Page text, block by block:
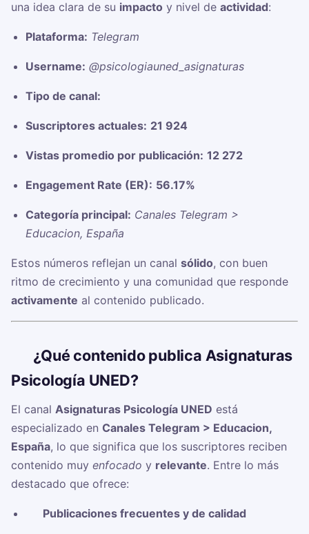
una idea clara de su impacto y nivel de actividad:
Plataforma: Telegram
Username: @psicologiauned_asignaturas
Tipo de canal:
Suscriptores actuales: 21 924
Vistas promedio por publicación: 12 272
Engagement Rate (ER): 56.17%
Categoría principal: Canales Telegram >
Educacion, España
Estos números reflejan un canal sólido, con buen
ritmo de crecimiento y una comunidad que responde
activamente al contenido publicado.
¿Qué contenido publica Asignaturas
Psicología UNED?
El canal Asignaturas Psicología UNED está
especializado en Canales Telegram > Educacion,
España, lo que significa que los suscriptores reciben
contenido muy enfocado y relevante. Entre lo más
destacado que ofrece:
Publicaciones frecuentes y de calidad